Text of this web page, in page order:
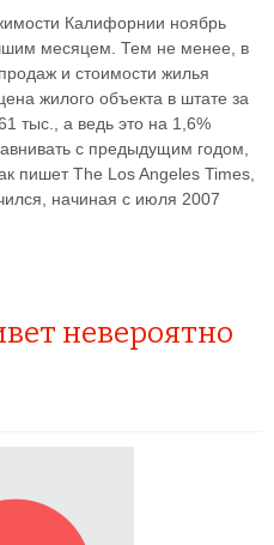
Калифорнии ноябрь
месяцем. Тем не менее, в
и стоимости жилья
жилого объекта в штате за
тыс., а ведь это на 1,6%
с предыдущим годом,
пишет The Los Angeles Times,
начиная с июля 2007
невероятно